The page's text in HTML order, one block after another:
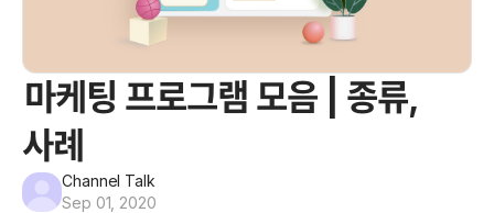
마케팅 프로그램 모음 | 종류,
사례
Channel Talk
Sep 01, 2020